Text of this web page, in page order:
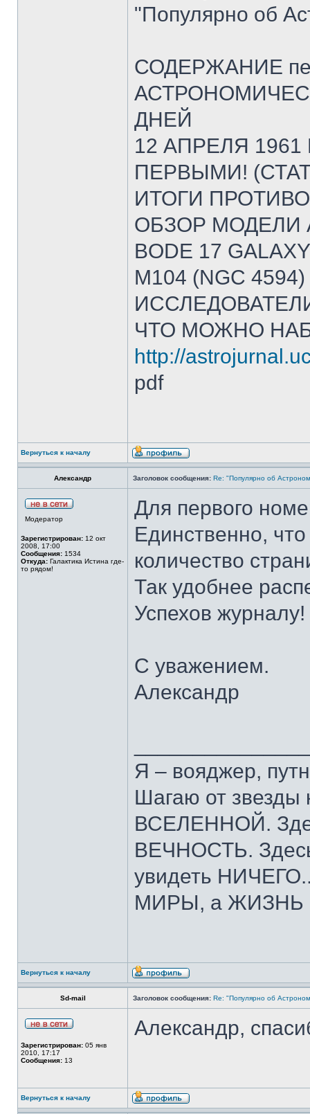
"Популярно об
СОДЕРЖАНИЕ
ДНЕЙ
12 АПРЕЛЯ
ПЕРВЫМИ!
ИТОГИ
ОБЗОР МОДЕЛИ
BODE 17
M104 (NGC
ЧТО МОЖНО
http://
pdf
Вернуться к началу
Александр Заголовок сообщения: Re: "Популярно об
Модератор
Зарегистрирован: 12 окт
2008, 17:00
Сообщения: 1534
Откуда: Галактика Истина где-
то рядом!
Для первого
Единственно,
количество
Так удобнее
Успехов журналу!
С уважением.
Александр
Я – вояджер,
Шагаю от звезды
ВСЕЛЕННОЙ.
ВЕЧНОСТЬ.
увидеть
МИРЫ, а ЖИЗНЬ
Вернуться к началу
Sd-mail Заголовок сообщения: Re: "Популярно об
Зарегистрирован: 05 янв
2010, 17:17
Сообщения: 13
Александр,
Вернуться к началу